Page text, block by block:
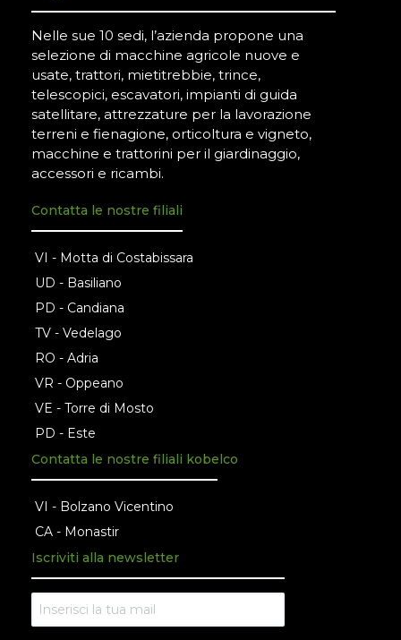
Nelle sue 10 sedi, l’azienda propone una
selezione di macchine agricole nuove e
usate, trattori, mietitrebbie, trince,
telescopici, escavatori, impianti di guida
satellitare, attrezzature per la lavorazione
terreni e fienagione, orticoltura e vigneto,
macchine e trattorini per il giardinaggio,
accessori e ricambi.
Contatta le nostre filiali
VI - Motta di Costabissara
UD - Basiliano
PD - Candiana
TV - Vedelago
RO - Adria
VR - Oppeano
VE - Torre di Mosto
PD - Este
Contatta le nostre filiali kobelco
VI - Bolzano Vicentino
CA - Monastir
Iscriviti alla newsletter